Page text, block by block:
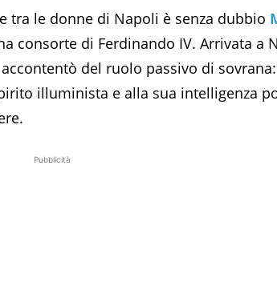
tra le donne di Napoli è senza dubbio
consorte di Ferdinando IV. Arrivata a
del ruolo passivo di
illuminista e alla sua intelligenza
Pubblicità